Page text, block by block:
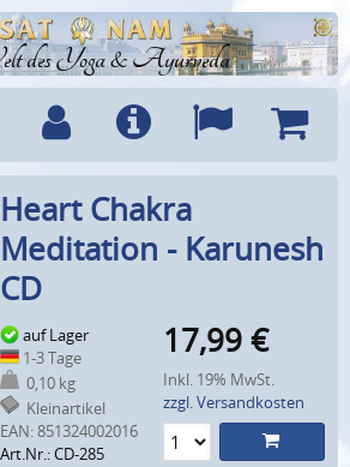
des Yoga & Ayurveda
Benutzerkonto
Info Sprachen
Heart Chakra
Meditation - Karunesh
CD
auf Lager
1-3 Tage
0,10 kg
Kleinartikel
EAN:851324002016
Art.Nr.: CD-285
17,99 €
Inkl. 19% MwSt.
zzgl. Versandkosten